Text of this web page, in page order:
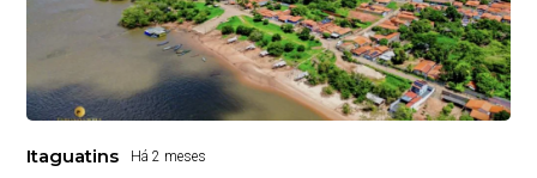
Itaguatins Há 2 meses